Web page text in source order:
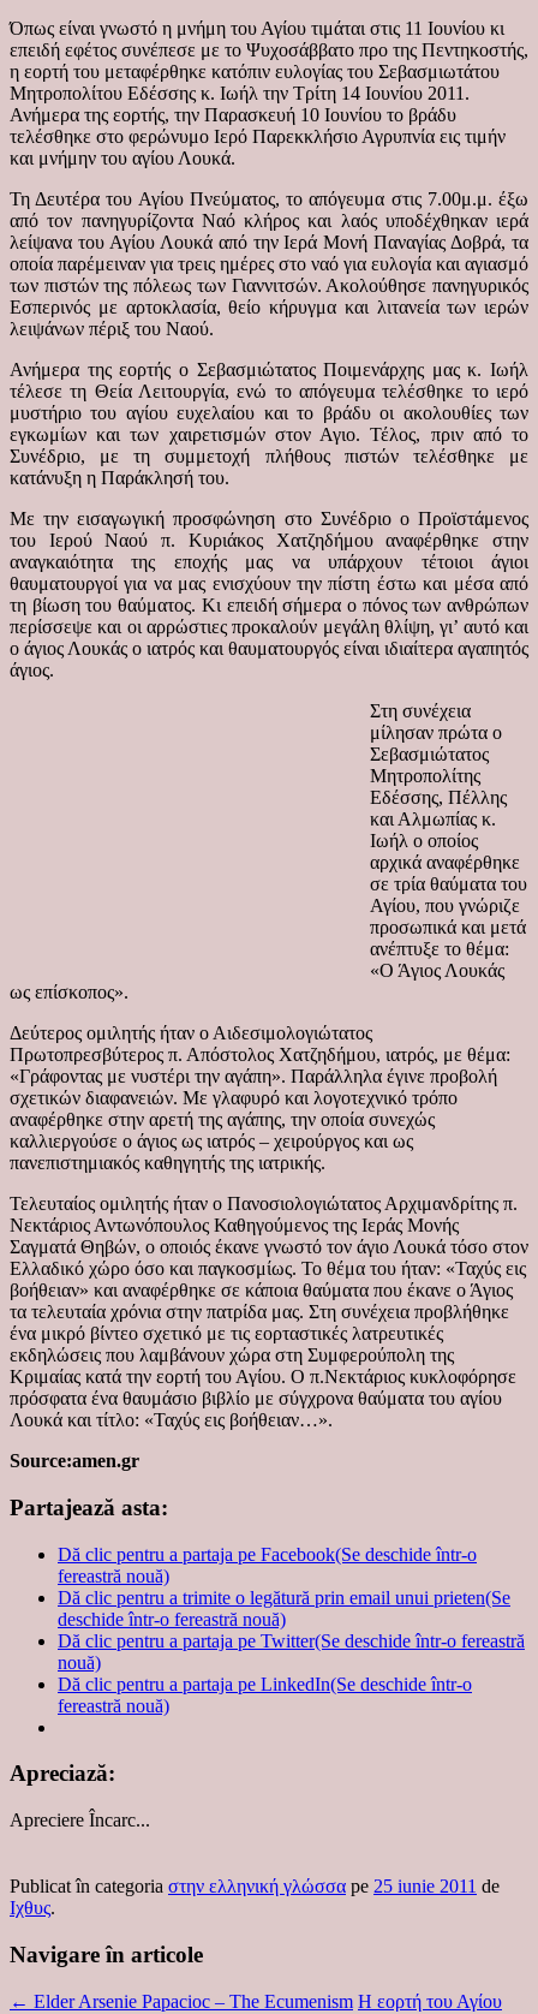
Όπως είναι γνωστό η μνήμη του Αγίου τιμάται στις 11 Ιουνίου κι
επειδή εφέτος συνέπεσε με το Ψυχοσάββατο προ της Πεντηκοστής,
η εορτή του μεταφέρθηκε κατόπιν ευλογίας του Σεβασμιωτάτου
Μητροπολίτου Εδέσσης κ. Ιωήλ την Τρίτη 14 Ιουνίου 2011.
Ανήμερα της εορτής, την Παρασκευή 10 Ιουνίου το βράδυ
τελέσθηκε στο φερώνυμο Ιερό Παρεκκλήσιο Αγρυπνία εις τιμήν
και μνήμην του αγίου Λουκά.
Τη Δευτέρα του Αγίου Πνεύματος, το απόγευμα στις 7.00μ.μ. έξω
από τον πανηγυρίζοντα Ναό κλήρος και λαός υποδέχθηκαν ιερά
λείψανα του Αγίου Λουκά από την Ιερά Μονή Παναγίας Δοβρά, τα
οποία παρέμειναν για τρεις ημέρες στο ναό για ευλογία και αγιασμό
των πιστών της πόλεως των Γιαννιτσών. Ακολούθησε πανηγυρικός
Εσπερινός με αρτοκλασία, θείο κήρυγμα και λιτανεία των ιερών
λειψάνων πέριξ του Ναού.
Ανήμερα της εορτής ο Σεβασμιώτατος Ποιμενάρχης μας κ. Ιωήλ
τέλεσε τη Θεία Λειτουργία, ενώ το απόγευμα τελέσθηκε το ιερό
μυστήριο του αγίου ευχελαίου και το βράδυ οι ακολουθίες των
εγκωμίων και των χαιρετισμών στον Αγιο. Τέλος, πριν από το
Συνέδριο, με τη συμμετοχή πλήθους πιστών τελέσθηκε με
κατάνυξη η Παράκλησή του.
Με την εισαγωγική προσφώνηση στο Συνέδριο ο Προϊστάμενος
του Ιερού Ναού π. Κυριάκος Χατζηδήμου αναφέρθηκε στην
αναγκαιότητα της εποχής μας να υπάρχουν τέτοιοι άγιοι
θαυματουργοί για να μας ενισχύουν την πίστη έστω και μέσα από
τη βίωση του θαύματος. Κι επειδή σήμερα ο πόνος των ανθρώπων
περίσσεψε και οι αρρώστιες προκαλούν μεγάλη θλίψη, γι’ αυτό και
ο άγιος Λουκάς ο ιατρός και θαυματουργός είναι ιδιαίτερα αγαπητός
άγιος.
Στη συνέχεια
μίλησαν πρώτα ο
Σεβασμιώτατος
Μητροπολίτης
Εδέσσης, Πέλλης
και Αλμωπίας κ.
Ιωήλ ο οποίος
αρχικά αναφέρθηκε
σε τρία θαύματα του
Αγίου, που γνώριζε
προσωπικά και μετά
ανέπτυξε το θέμα:
«Ο Άγιος Λουκάς
ως επίσκοπος».
Δεύτερος ομιλητής ήταν ο Αιδεσιμολογιώτατος
Πρωτοπρεσβύτερος π. Απόστολος Χατζηδήμου, ιατρός, με θέμα:
«Γράφοντας με νυστέρι την αγάπη». Παράλληλα έγινε προβολή
σχετικών διαφανειών. Με γλαφυρό και λογοτεχνικό τρόπο
αναφέρθηκε στην αρετή της αγάπης, την οποία συνεχώς
καλλιεργούσε ο άγιος ως ιατρός – χειρούργος και ως
πανεπιστημιακός καθηγητής της ιατρικής.
Τελευταίος ομιλητής ήταν ο Πανοσιολογιώτατος Αρχιμανδρίτης π.
Νεκτάριος Αντωνόπουλος Καθηγούμενος της Ιεράς Μονής
Σαγματά Θηβών, ο οποιός έκανε γνωστό τον άγιο Λουκά τόσο στον
Ελλαδικό χώρο όσο και παγκοσμίως. Το θέμα του ήταν: «Ταχύς εις
βοήθειαν» και αναφέρθηκε σε κάποια θαύματα που έκανε ο Άγιος
τα τελευταία χρόνια στην πατρίδα μας. Στη συνέχεια προβλήθηκε
ένα μικρό βίντεο σχετικό με τις εορταστικές λατρευτικές
εκδηλώσεις που λαμβάνουν χώρα στη Συμφερούπολη της
Κριμαίας κατά την εορτή του Αγίου. Ο π.Νεκτάριος κυκλοφόρησε
πρόσφατα ένα θαυμάσιο βιβλίο με σύγχρονα θαύματα του αγίου
Λουκά και τίτλο: «Ταχύς εις βοήθειαν…».
Source:amen.gr
Partajează asta:
Dă clic pentru a partaja pe Facebook(Se deschide într-o
fereastră nouă)
Dă clic pentru a trimite o legătură prin email unui prieten(Se
deschide într-o fereastră nouă)
Dă clic pentru a partaja pe Twitter(Se deschide într-o fereastră
nouă)
Dă clic pentru a partaja pe LinkedIn(Se deschide într-o
fereastră nouă)
Apreciază:
Apreciere Încarc...
Publicat în categoria στην ελληνική γλώσσα pe 25 iunie 2011 de
Ιχθυς.
Navigare în articole
← Elder Arsenie Papacioc – The Ecumenism Η εορτή του Αγίου